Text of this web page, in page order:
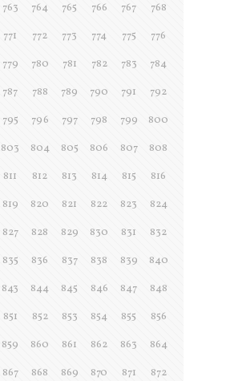
763 764 765 766 767
768
771 772 773 774 775
776
779 780 781 782 783
784
787 788 789 790 791
792
795 796 797 798 799
800
803 804 805 806 807
808
811 812 813 814 815
816
819 820 821 822 823
824
827 828 829 830 831
832
835 836 837 838 839
840
843 844 845 846 847
848
851 852 853 854 855
856
859 860 861 862 863
864
867 868 869 870 871
872